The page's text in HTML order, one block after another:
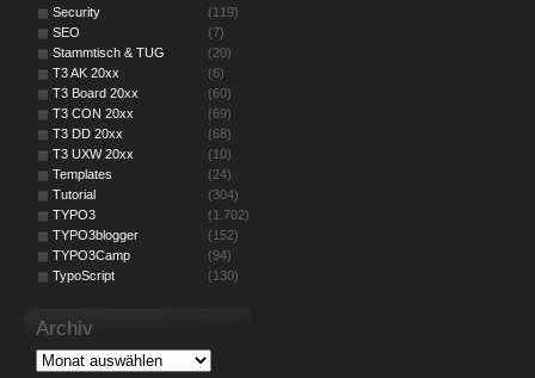
Security
(119)
SEO
(7)
Stammtisch & TUG
(20)
T3 AK 20xx
(6)
T3 Board 20xx
(60)
T3 CON 20xx
(69)
T3 DD 20xx
(68)
T3 UXW 20xx
(10)
Templates
(24)
Tutorial
(304)
TYPO3
(1.702)
TYPO3blogger
(152)
TYPO3Camp
(94)
TypoScript
(130)
Archiv